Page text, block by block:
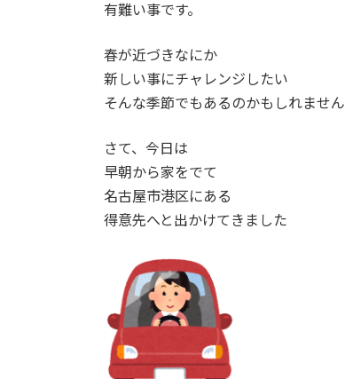
有難い事です。
春が近づきなにか
新しい事にチャレンジしたい
そんな季節でもあるのかもしれません
さて、今日は
早朝から家をでて
名古屋市港区にある
得意先へと出かけてきました